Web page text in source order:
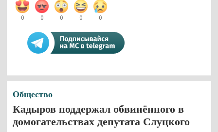
0 0 0 0 0
Общество
Кадыров поддержал обвинённого в
домогательствах депутата Слуцкого